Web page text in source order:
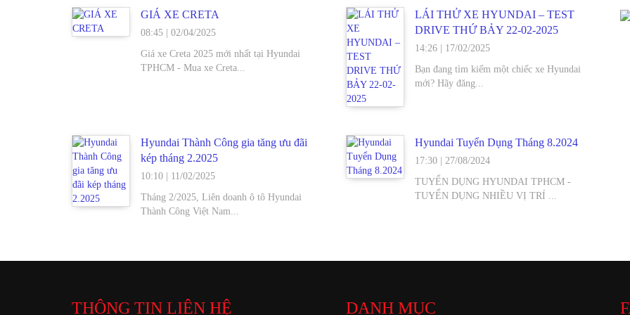
GIÁ XE CRETA
08:45| 02/04/2025
Giá xe Creta 2025 mới nhất tại Hyundai
TPHCM - Mua xe Creta...
LÁI THỬ XE HYUNDAI – TEST
DRIVE THỨ BẢY 22-02-2025
14:26| 17/02/2025
Bạn đang tìm kiếm một chiếc xe Hyundai
mới? Hãy đăng...
Hyundai Thành Công gia tăng ưu đãi
kép tháng 2.2025
10:10| 11/02/2025
Tháng 2/2025, Liên doanh ô tô Hyundai
Thành Công Việt Nam...
Hyundai Tuyển Dụng Tháng 8.2024
17:30| 27/08/2024
TUYỂN DỤNG HYUNDAI TPHCM -
TUYỂN DỤNG NHIỀU VỊ TRÍ ...
THÔNG TIN LIÊN HỆ DANH MỤC